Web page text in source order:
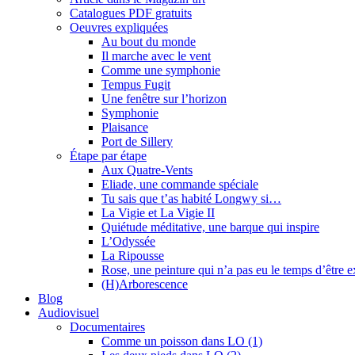
Catalogues PDF gratuits
Oeuvres expliquées
Au bout du monde
Il marche avec le vent
Comme une symphonie
Tempus Fugit
Une fenêtre sur l’horizon
Symphonie
Plaisance
Port de Sillery
Étape par étape
Aux Quatre-Vents
Eliade, une commande spéciale
Tu sais que t’as habité Longwy si…
La Vigie et La Vigie II
Quiétude méditative, une barque qui inspire
L’Odyssée
La Ripousse
Rose, une peinture qui n’a pas eu le temps d’être
(H)Arborescence
Blog
Audiovisuel
Documentaires
Comme un poisson dans LO (1)